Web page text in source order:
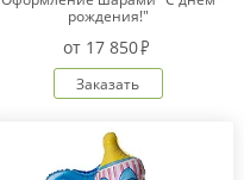
рождения!"
от 17 850
Заказать